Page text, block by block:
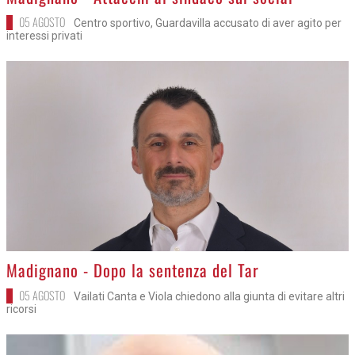
05 AGOSTO
Centro sportivo, Guardavilla accusato di aver agito per
interessi privati
>Madignano - Dopo la sentenza del Tar
05 AGOSTO
Vailati Canta e Viola chiedono alla giunta di evitare altri
ricorsi